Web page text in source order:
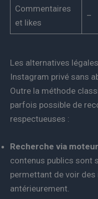
Commentaires
et likes
–
Les alternatives
Instagram privé sans
Outre la méthode
parfois possible de
respectueuses :
Recherche via
contenus publics sont
permettant de voir
antérieurement.